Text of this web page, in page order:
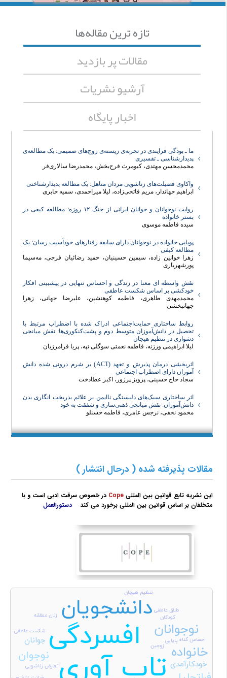
تازه ‌ترين مقاله‌ها
مقالات پر بازدید
آرشیو نشریات
اخبار پایگاه
ما ـ بودگی فرایندی در تجربه‌ی زیسته‌ی زوج‌های صمیمی: یک مطالعه‌ی
پدیدارشناسی ـ تفسیری
محمدمحسن مهتدی، کیومرث فرح‌بخش، محمدرضا سالاری‌فر
واکاوی فضیلت‌های زناشویی مردان متاهل: یک مطالعه پدیدارشناختی
ابراهیم جهاندار، مریم فاتحی‌زاده، لیلا میراحمدی، سمیه جابری
روایت نوجوانان و جوانان ایرانی از جنگ ۱۲ روزه: مطالعه کیفی در
بستر خانواده
سیده فاطمه موسوی
پویایی خانواده در نوجوانان دارای سابقه رفتارهای خودآسیب رسان: یک
مطالعه کیفی
زهرا خوانین زاده، سیمین حسینیان، حمید رضائیان فرجی، مه‌سیما
پورشهریاری
نقش واسطه ای معنا در زندگی و احساس تنهایی در پیشبینی افکار
خودکشی بر اساس شکست عاطفی
محمدمهدی طاهری، فاطمه کوهنشین، علیرضا جهانی، زهرا
جهانبخشی
روابط ساختاری حمایت‌اجتماعی ادراک شده با اضطراب مرتبط با
تحصیل در دانش‌آموزان متوسط دوم و پشت‌کنکوری‌ها: نقش میانجی
دشواری در تنظیم هیجان
لیلا ابراهیمی ورزنه، فاطمه نعمتی سوگلی تپه، پریا فرامرزیان
اثربخشی درمان پذیرش و تعهد (ACT) بر شرم درونی شده دانش
آموزان دارای اضطراب اجتماعی
سجاد حاج حسینی، پروبز پرزور، اکبر عطادخت
اثر ساختاری سبک‌های دلبستگی ناایمن بر علائم بدریخت انگاری بدن
دانش‌آموزان: نقش میانجی ذهنی‌سازی و شفقت به خود
محمود نجفی، نرجس عامری، فاطمه حسنلو
مقالات پذیرفته شده ( درحال انتشار )
این نشریه تابع قوانین بین المللیCope در خصوص سرقت ادبی است و با
متخلفان بر اساس قوانین بین المللی برخورد می کند
دستورالعمل
تاب آوری
افسردگی
دانشجویان
نوجوانان
خانواده
نوجوان
جوانان
خودکارآمدی
تعارض زناشویی
طلاق عاطفی
احساس گناه
شکست عاطفی
زنان مطلقه کودکان
تنظیم هیجان
زوجین
پایایی